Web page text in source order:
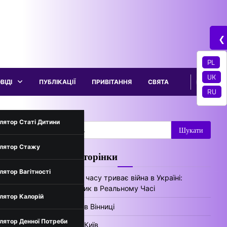
Статі Дитини
Стажу
Вагітності
Калорій
Денної Потреби
України
ПУБЛІКАЦІЇ ПРИВІТАННЯ СВЯТА
Пошук:
Цікаві сторінки
Скільки часу триває війна в Україні:
Лічильник в Реальному Часі
Погода в Вінниці
Погода Київ
❮
PL
UK
RU